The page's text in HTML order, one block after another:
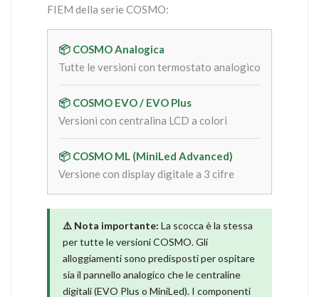
FIEM della serie COSMO:
📦 COSMO Analogica
Tutte le versioni con termostato analogico
📦 COSMO EVO / EVO Plus
Versioni con centralina LCD a colori
📦 COSMO ML (MiniLed Advanced)
Versione con display digitale a 3 cifre
⚠️ Nota importante: La scocca è la stessa
per tutte le versioni COSMO. Gli
alloggiamenti sono predisposti per ospitare
sia il pannello analogico che le centraline
digitali (EVO Plus o MiniLed). I componenti